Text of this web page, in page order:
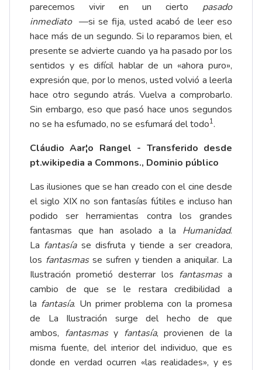
parecemos vivir en un cierto pasado
inmediato—si se fija, usted acabó de leer eso
hace más de un segundo. Si lo reparamos bien, el
presente se advierte cuando ya ha pasado por los
sentidos y es difícil hablar de un «ahora puro»,
expresión que, por lo menos, usted volvió a leerla
hace otro segundo atrás. Vuelva a comprobarlo.
Sin embargo, eso que pasó hace unos segundos
no se ha esfumado, no se esfumará del todo1.
Cláudio Aar¦o Rangel - Transferido desde
pt.wikipedia a Commons., Dominio público
Las ilusiones que se han creado con el cine desde
el siglo XIX no son fantasías fútiles e incluso han
podido ser herramientas contra los grandes
fantasmas que han asolado a la Humanidad.
La fantasíase disfruta y tiende a ser creadora,
los fantasmasse sufren y tienden a aniquilar. La
Ilustración prometió desterrar los fantasmasa
cambio de que se le restara credibilidad a
la fantasía. Un primer problema con la promesa
de La Ilustración surge del hecho de que
ambos, fantasmasy fantasía, provienen de la
misma fuente, del interior del individuo, que es
donde en verdad ocurren «las realidades», y es